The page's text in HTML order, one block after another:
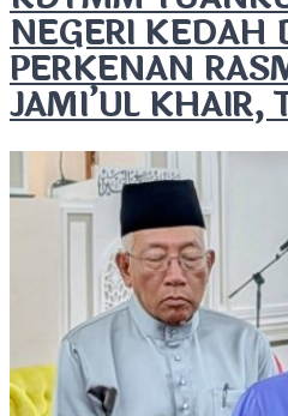
NEGERI KEDAH
PERKENAN
JAMI’UL KHAIR,